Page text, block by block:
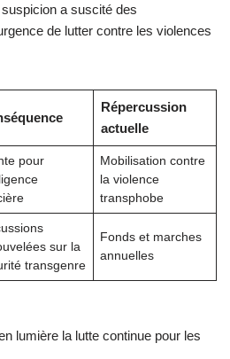
a suscité des
de lutter contre les violences
Répercussion
actuelle
pour
Mobilisation contre
la violence
transphobe
sur la
transgenre
Fonds et marches
annuelles
lumière la lutte continue pour les